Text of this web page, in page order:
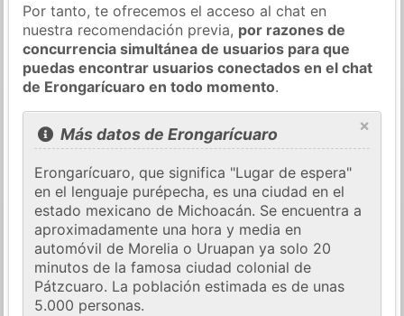
Por tanto, te ofrecemos el acceso al chat en
nuestra recomendación previa, por razones de
concurrencia simultánea de usuarios para que
puedas encontrar usuarios conectados en el chat
de Erongarícuaro en todo momento.
×
Más datos de Erongarícuaro
Erongarícuaro, que significa "Lugar de espera"
en el lenguaje purépecha, es una ciudad en el
estado mexicano de Michoacán. Se encuentra a
aproximadamente una hora y media en
automóvil de Morelia o Uruapan ya solo 20
minutos de la famosa ciudad colonial de
Pátzcuaro. La población estimada es de unas
5.000 personas.